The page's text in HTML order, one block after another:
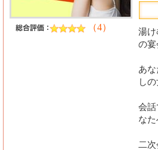
（4）
湯
の宴
あ
しの
会
なた
二